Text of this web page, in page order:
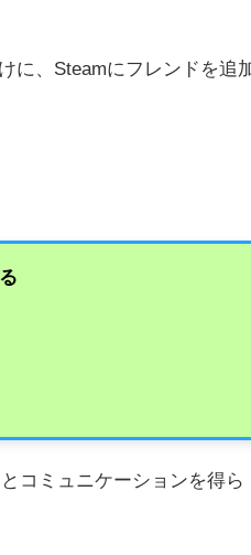
に、Steamにフレンドを追
コミュニケーションを得ら